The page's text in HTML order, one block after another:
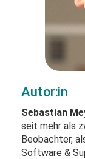
Autor:in
Sebastian
seit mehr als
Beobachter,
Software &